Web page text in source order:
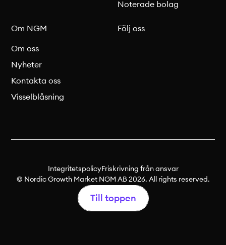
Noterade bolag
Om NGM
Om oss
Nyheter
Kontakta oss
Visselblåsning
Följ oss
IntegritetspolicyFriskrivning från ansvar
© Nordic Growth Market NGM AB 2026. All rights reserved.
Till toppen